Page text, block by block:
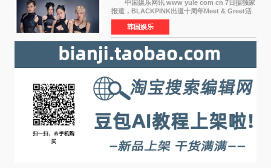
中国娱乐网讯 www yule com cn 7日据独家
报道，BLACKPINK出道十周年Meet & Greet活
动将由智秀、ROS&Eacute;、JENNIE出席，
LISA将缺席。 此前BLACKPINK所属社YG并
未为组合出道十周年做
韩国娱乐